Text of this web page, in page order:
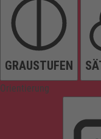
GRAUSTUFEN
Orientierung